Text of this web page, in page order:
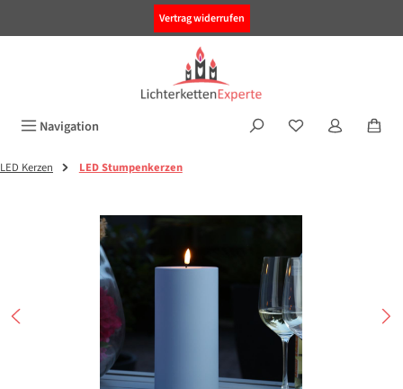
Vertrag widerrufen
Navigation
LED Kerzen LED Stumpenkerzen
Bildergalerie überspringen